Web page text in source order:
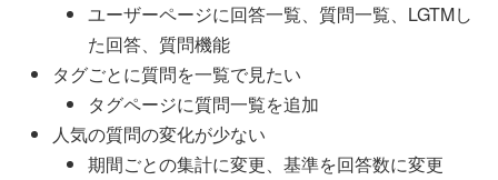
ユーザーページに回答一覧、質問一覧、LGTMし
た回答、質問機能
タグごとに質問を一覧で見たい
タグページに質問一覧を追加
人気の質問の変化が少ない
期間ごとの集計に変更、基準を回答数に変更